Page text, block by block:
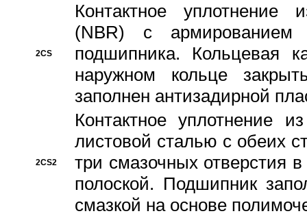
2CS
Контактное уплотнение
(NBR) с
подшипника. Кольцевая
наружном кольце
заполнен антизадирной
2CS2
Контактное уплотнение
листовой сталью с обеих
три смазочных отверстия
полоской. Подшипник
смазкой на основе